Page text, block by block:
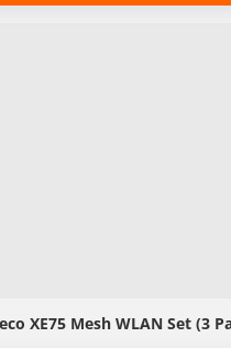
XE75 Mesh WLAN Set (3